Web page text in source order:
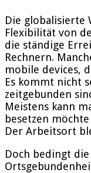
Die globalisierte
Flexibilität von
die ständige
Rechnern.
mobile devices,
Es kommt nicht
zeitgebunden
Meistens kann
besetzen
Der Arbeitsort
Doch bedingt